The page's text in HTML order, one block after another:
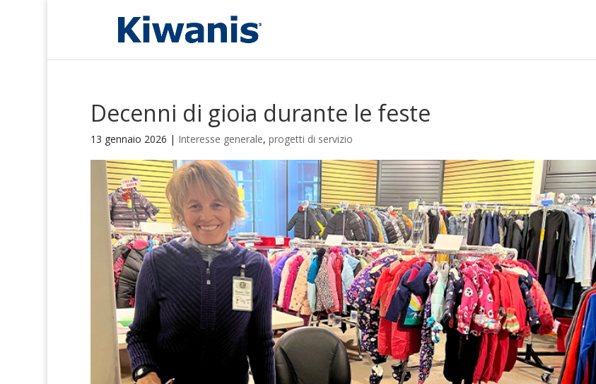
Decenni di gioia durante le feste
13 gennaio 2026 | Interesse generale, progetti di servizio